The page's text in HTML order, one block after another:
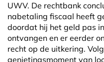
UWV. De rechtbank
nabetaling fiscaal heeft
doordat hij het geld pas
ontvangen en er eerder
recht op de uitkering.
genietingsmoment van